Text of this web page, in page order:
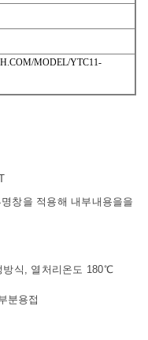
MODEL/YTC11-
을 적용해 내부내용을을
식, 열처리온도 180℃
분용접